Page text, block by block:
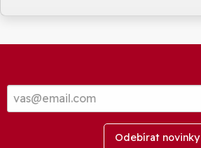
Odebírat novinky